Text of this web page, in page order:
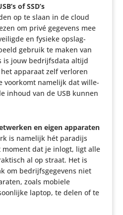
of SSD’s
op te slaan in de cloud
om privé gegevens mee
en fysieke opslag­
gebruik te maken van
is jouw bedrijfs­data altijd
apparaat zelf verloren
voorkomt namelijk dat wille­
inhoud van de USB kunnen
en eigen apparaten
is namelijk hét paradijs
moment dat je inlogt, ligt alle
al op straat. Het is
om bedrijfs­ge­ge­vens niet
zoals mobiele
laptop, te delen of te